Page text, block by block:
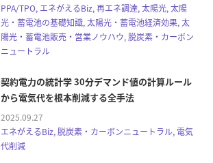
PPA/TPO, エネがえるBiz, 再エネ調達, 太陽光, 太陽
光・蓄電池の基礎知識, 太陽光・蓄電池経済効果, 太
陽光・蓄電池販売・営業ノウハウ, 脱炭素・カーボン
ニュートラル
契約電力の統計学 30分デマンド値の計算ルール
から電気代を根本削減する全手法
2025.09.27
エネがえるBiz, 脱炭素・カーボンニュートラル, 電気
代削減